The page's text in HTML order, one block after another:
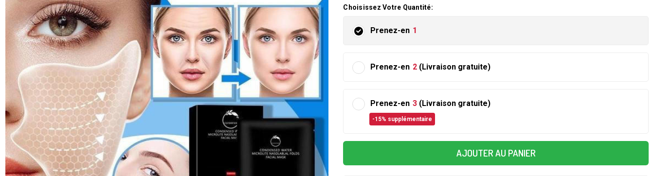
Choisissez Votre Quantité:
Prenez-en 1
Prenez-en 2 (Livraison gratuite)
Prenez-en 3 (Livraison gratuite)
-15% supplémentaire
AJOUTER AU PANIER